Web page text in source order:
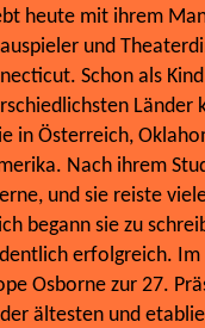
heute mit ihrem
und
Schon als
Länder
in Österreich,
Nach ihrem
und sie reiste
begann sie zu
erfolgreich. Im
Osborne zur 27.
ältesten und